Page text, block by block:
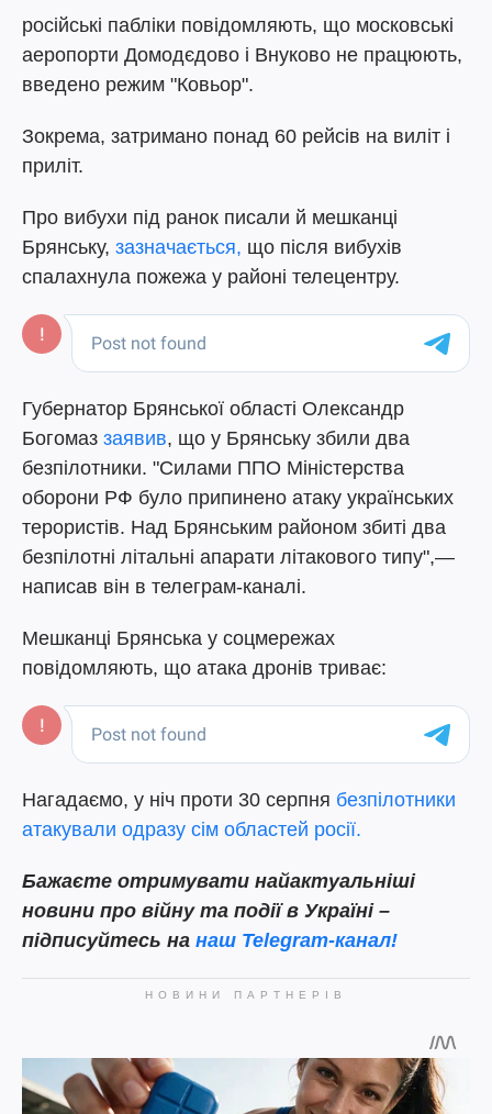
російські пабліки повідомляють, що московські
аеропорти Домодєдово і Внуково не працюють,
введено режим "Ковьор".
Зокрема, затримано понад 60 рейсів на виліт і
приліт.
Про вибухи під ранок писали й мешканці
Брянську, зазначається, що після вибухів
спалахнула пожежа у районі телецентру.
Губернатор Брянської області Олександр
Богомаз заявив, що у Брянську збили два
безпілотники. "Силами ППО Міністерства
оборони РФ було припинено атаку українських
терористів. Над Брянським районом збиті два
безпілотні літальні апарати літакового типу",—
написав він в телеграм-каналі.
Мешканці Брянська у соцмережах
повідомляють, що атака дронів триває:
Нагадаємо, у ніч проти 30 серпня безпілотники
атакували одразу сім областей росії.
Бажаєте отримувати найактуальніші
новини про війну та події в Україні –
підписуйтесь на наш Telegram-канал!